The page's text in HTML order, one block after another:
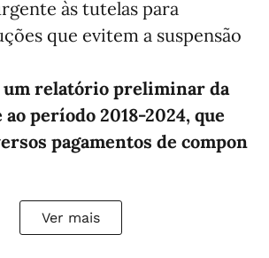
às tutelas para
que evitem a suspensão
um relatório preliminar da
período 2018-2024, que
pagamentos de compon
Ver mais